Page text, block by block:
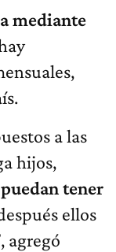
mediante
a las
hijos,
tener
ellos
agregó